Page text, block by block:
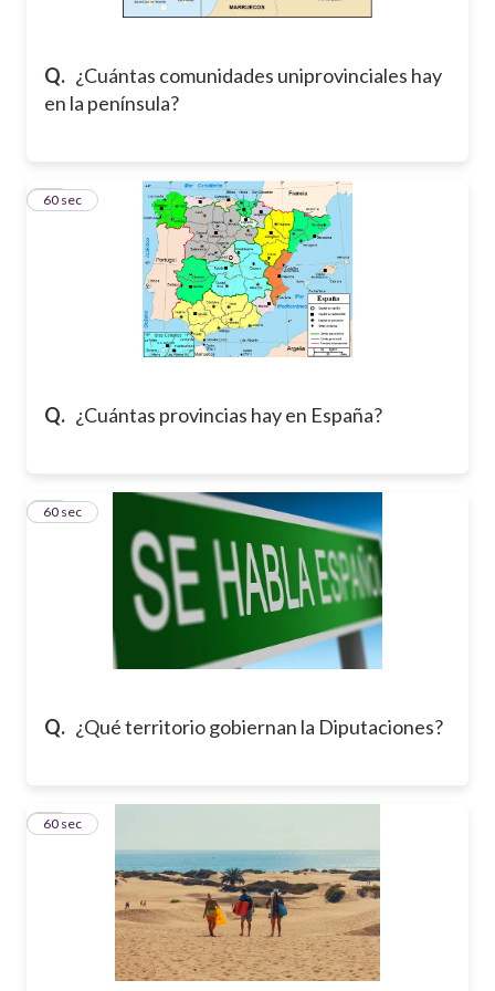
Q. ¿Cuántas comunidades uniprovinciales hay
en la península?
Q. ¿Cuántas provincias hay en España?
16
60 sec
Q. ¿Qué territorio gobiernan la Diputaciones?
17
60 sec
18
60 sec